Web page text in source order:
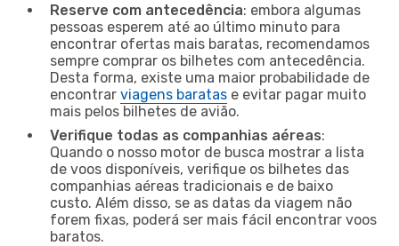
Reserve com antecedência: embora algumas
pessoas esperem até ao último minuto para
encontrar ofertas mais baratas, recomendamos
sempre comprar os bilhetes com antecedência.
Desta forma, existe uma maior probabilidade de
encontrar viagens baratas e evitar pagar muito
mais pelos bilhetes de avião.
Verifique todas as companhias aéreas:
Quando o nosso motor de busca mostrar a lista
de voos disponíveis, verifique os bilhetes das
companhias aéreas tradicionais e de baixo
custo. Além disso, se as datas da viagem não
forem fixas, poderá ser mais fácil encontrar voos
baratos.